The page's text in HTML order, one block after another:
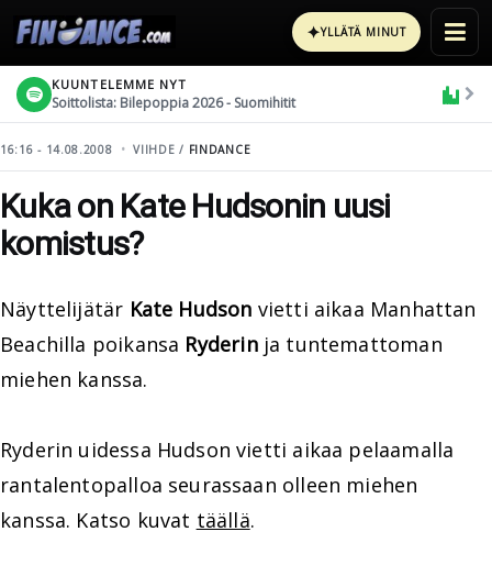
✦YLLÄTÄ MINUT
KUUNTELEMME NYT
Soittolista: Bilepoppia 2026 - Suomihitit
16:16 - 14.08.2008 VIIHDE / FINDANCE
Kuka on Kate Hudsonin uusi
komistus?
Näyttelijätär Kate Hudson vietti aikaa Manhattan
Beachilla poikansa Ryderinja tuntemattoman
miehen kanssa.
Ryderin uidessa Hudson vietti aikaa pelaamalla
rantalentopalloa seurassaan olleen miehen
kanssa. Katso kuvat täällä.